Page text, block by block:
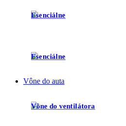
Esenciálne oleje pre deti
Esenciálne oleje proti hmyzu
Vône do auta
Vône do ventilátora